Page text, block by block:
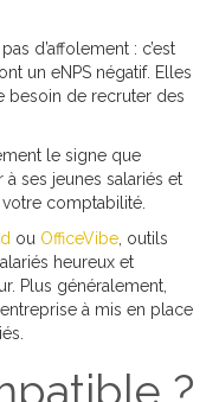
d’affolement : c’est
un eNPS négatif. Elles
besoin de recruter des
le signe que
à ses jeunes salariés et
comptabilité.
ou OfficeVibe , outils
heureux et
Plus généralement,
à mis en place
?